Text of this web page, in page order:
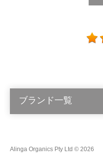
ブランド一覧
Alinga Organics Pty Ltd © 2026